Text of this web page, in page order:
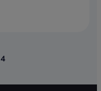
4